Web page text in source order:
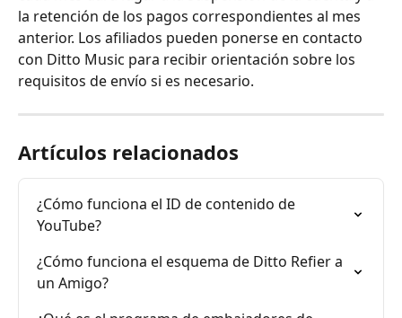
la retención de los pagos correspondientes al mes
anterior. Los afiliados pueden ponerse en contacto
con Ditto Music para recibir orientación sobre los
requisitos de envío si es necesario.
Artículos relacionados
¿Cómo funciona el ID de contenido de
YouTube?
¿Cómo funciona el esquema de Ditto Refier a
un Amigo?